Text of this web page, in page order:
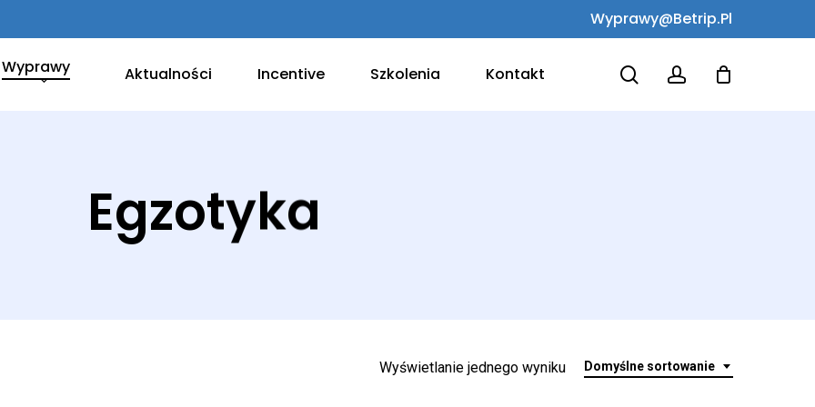
Wyprawy@betrip.pl
Wyprawy Aktualności Incentive Szkolenia Kontakt searchaccount
Egzotyka
Domyślne sortowanie
Wyświetlanie jednego wyniku